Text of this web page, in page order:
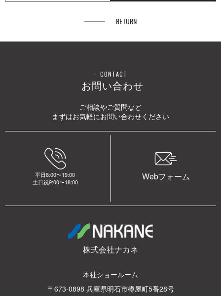
RETURN
CONTACT
お問い合わせ
ご相談やご質問など
まずはお気軽にお問い合わせください
平日8:00〜19:00
土日祝9:00〜18:00
Webフォーム
株式会社ナカネ
本社ショールーム
〒673-0898 兵庫県明石市樽屋町5番28号